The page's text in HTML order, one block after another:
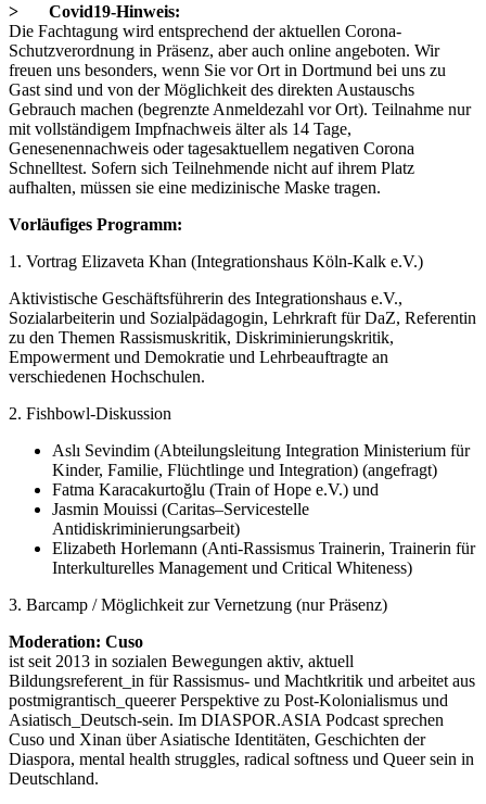
> Covid19-Hinweis:
Die Fachtagung wird entsprechend der aktuellen Corona-
Schutzverordnung in Präsenz, aber auch online angeboten. Wir
freuen uns besonders, wenn Sie vor Ort in Dortmund bei uns zu
Gast sind und von der Möglichkeit des direkten Austauschs
Gebrauch machen (begrenzte Anmeldezahl vor Ort). Teilnahme nur
mit vollständigem Impfnachweis älter als 14 Tage,
Genesenennachweis oder tagesaktuellem negativen Corona
Schnelltest. Sofern sich Teilnehmende nicht auf ihrem Platz
aufhalten, müssen sie eine medizinische Maske tragen.
Vorläufiges Programm:
1. Vortrag Elizaveta Khan (Integrationshaus Köln-Kalk e.V.)
Aktivistische Geschäftsführerin des Integrationshaus e.V.,
Sozialarbeiterin und Sozialpädagogin, Lehrkraft für DaZ, Referentin
zu den Themen Rassismuskritik, Diskriminierungskritik,
Empowerment und Demokratie und Lehrbeauftragte an
verschiedenen Hochschulen.
2. Fishbowl-Diskussion
Aslı Sevindim (Abteilungsleitung Integration Ministerium für
Kinder, Familie, Flüchtlinge und Integration) (angefragt)
Fatma Karacakurtoğlu (Train of Hope e.V.) und
Jasmin Mouissi (Caritas–Servicestelle
Antidiskriminierungsarbeit)
Elizabeth Horlemann (Anti-Rassismus Trainerin, Trainerin für
Interkulturelles Management und Critical Whiteness)
3. Barcamp / Möglichkeit zur Vernetzung (nur Präsenz)
Moderation: Cuso
ist seit 2013 in sozialen Bewegungen aktiv, aktuell
Bildungsreferent_in für Rassismus- und Machtkritik und arbeitet aus
postmigrantisch_queerer Perspektive zu Post-Kolonialismus und
Asiatisch_Deutsch-sein. Im DIASPOR.ASIA Podcast sprechen
Cuso und Xinan über Asiatische Identitäten, Geschichten der
Diaspora, mental health struggles, radical softness und Queer sein in
Deutschland.